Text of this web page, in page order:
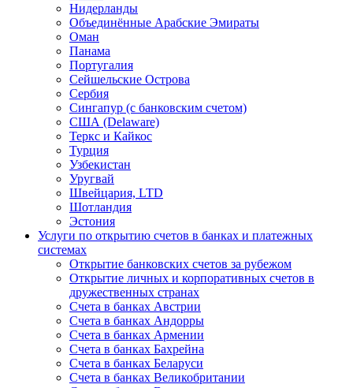
Нидерланды
Объединённые Арабские Эмираты
Оман
Панама
Португалия
Сейшельские Острова
Сербия
Сингапур (c банковским счетом)
США (Delaware)
Теркс и Кайкос
Турция
Узбекистан
Уругвай
Швейцария, LTD
Шотландия
Эстония
Услуги по открытию счетов в банках и платежных
системах
Открытие банковских счетов за рубежом
Открытие личных и корпоративных счетов в
дружественных странах
Счета в банках Австрии
Счета в банках Андорры
Счета в банках Армении
Счета в банках Бахрейна
Счета в банках Беларуси
Счета в банках Великобритании